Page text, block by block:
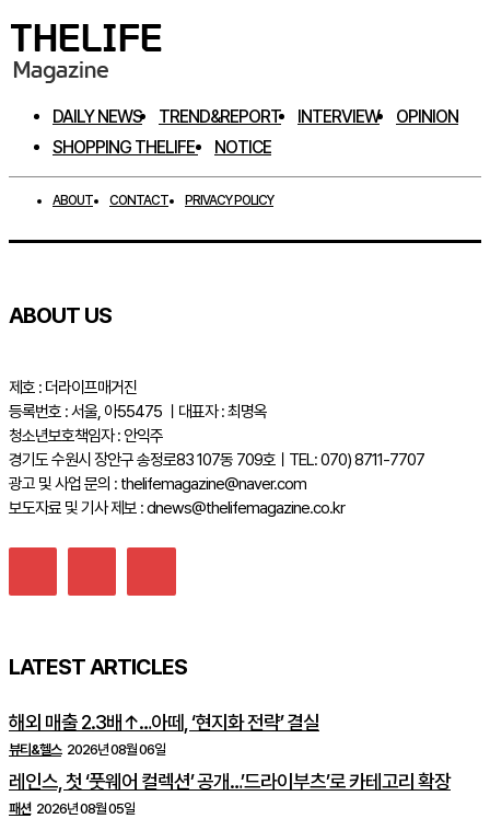
DAILY NEWS TREND&REPORT INTERVIEW
OPINION
SHOPPING THELIFE
NOTICE
ABOUT CONTACT PRIVACY POLICY
ABOUT US
제호 : 더라이프매거진
등록번호 : 서울, 아55475 ㅣ대표자 : 최명옥
청소년보호책임자 : 안익주
경기도 수원시 장안구 송정로83 107동 709호ㅣTEL: 070) 8711-7707
광고 및 사업 문의 : thelifemagazine@naver.com
보도자료 및 기사 제보 : dnews@thelifemagazine.co.kr
LATEST ARTICLES
해외 매출 2.3배↑…아떼, ‘현지화 전략’ 결실
뷰티&헬스 2026년 08월 06일
레인스, 첫 ‘풋웨어 컬렉션’ 공개…’드라이부츠’로 카테고리 확장
패션 2026년 08월 05일